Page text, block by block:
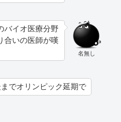
名無し
バイオ医療分野
合いの医師が嘆
でオリンピック延期で